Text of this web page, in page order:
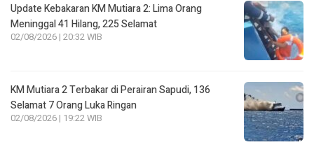
Update Kebakaran KM Mutiara 2: Lima Orang
Meninggal 41 Hilang, 225 Selamat
02/08/2026 | 20:32 WIB
KM Mutiara 2 Terbakar di Perairan Sapudi, 136
Selamat 7 Orang Luka Ringan
02/08/2026 | 19:22 WIB